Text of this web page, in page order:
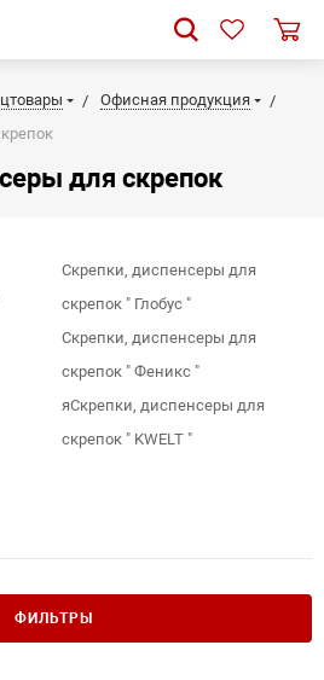
Офисная продукция
для скрепок
Скрепки, диспенсеры для
скрепок " Глобус "
Скрепки, диспенсеры для
скрепок " Феникс "
яСкрепки, диспенсеры для
скрепок " KWELT "
ФИЛЬТРЫ